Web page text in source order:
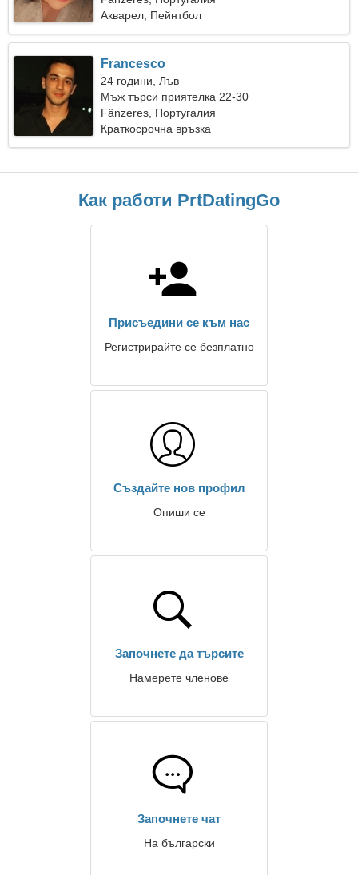
Акварел, Пейнтбол
Francesco
24 години, Лъв
Мъж търси приятелка 22-30
Fânzeres, Португалия
Краткосрочна връзка
Как работи PrtDatingGo
Присъедини се към нас
Регистрирайте се безплатно
Създайте нов профил
Опиши се
Започнете да търсите
Намерете членове
Започнете чат
На български